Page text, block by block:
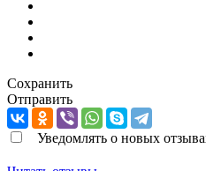
Сохранить
Отправить
Уведомлять о новых